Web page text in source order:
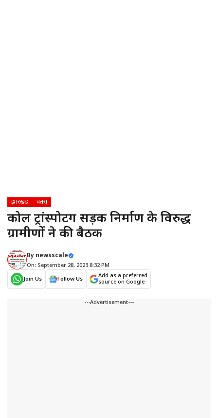
झारखंड चतरा
कोल ट्रांस्पोर्टिंग सड़क निर्माण के विरुद्ध
ग्रामीणों ने की बैठक
By newsscale
On: September 28, 2023 8:32 PM
Join Us
Follow Us
Add as a preferred
source on Google
---Advertisement---